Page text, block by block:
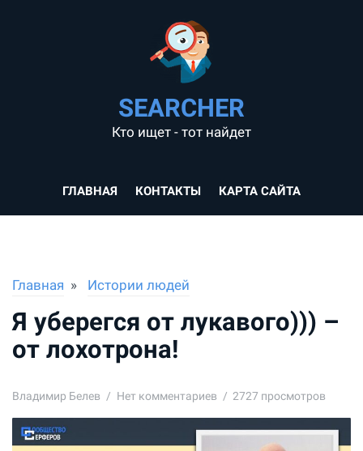
SEARCHER
Кто ищет - тот найдет
ГЛАВНАЯ КОНТАКТЫ КАРТА САЙТА
Главная Истории людей
Я уберегся от лукавого))) –
от лохотрона!
Владимир Белев Нет комментариев 2727 просмотров